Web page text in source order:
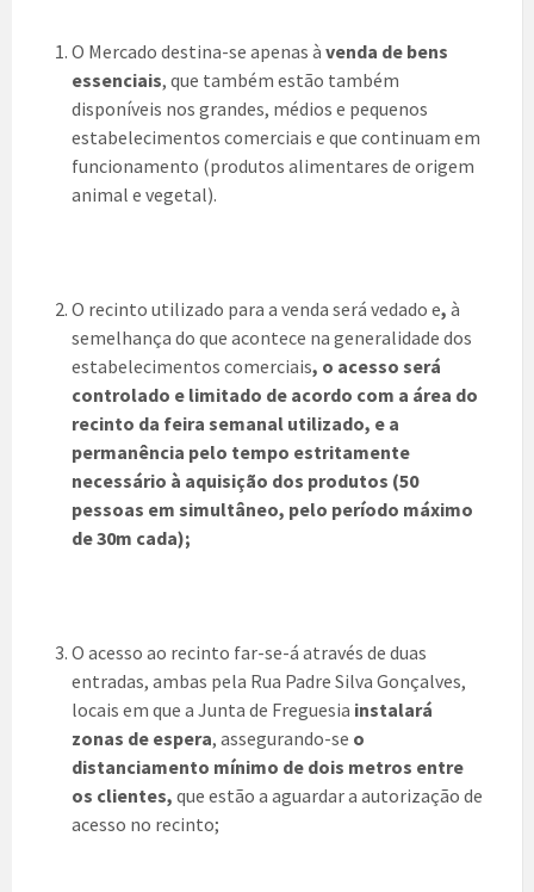
O Mercado destina-se apenas à venda de bens
essenciais, que também estão também
disponíveis nos grandes, médios e pequenos
estabelecimentos comerciais e que continuam em
funcionamento (produtos alimentares de origem
animal e vegetal).
O recinto utilizado para a venda será vedado e, à
semelhança do que acontece na generalidade dos
estabelecimentos comerciais, o acesso será
controlado e limitado de acordo com a área do
recinto da feira semanal utilizado, e a
permanência pelo tempo estritamente
necessário à aquisição dos produtos (50
pessoas em simultâneo, pelo período máximo
de 30m cada);
O acesso ao recinto far-se-á através de duas
entradas, ambas pela Rua Padre Silva Gonçalves,
locais em que a Junta de Freguesia instalará
zonas de espera, assegurando-se o
distanciamento mínimo de dois metros entre
os clientes, que estão a aguardar a autorização de
acesso no recinto;